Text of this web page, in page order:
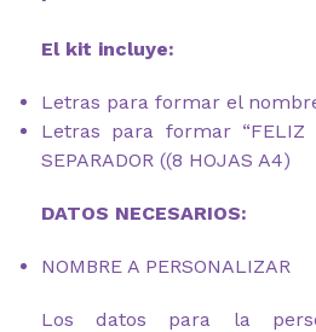
El kit incluye:
Letras para formar el
Letras para formar “FELIZ
SEPARADOR ((8 HOJAS A4)
DATOS NECESARIOS:
NOMBRE A PERSONALIZAR
Los datos para la